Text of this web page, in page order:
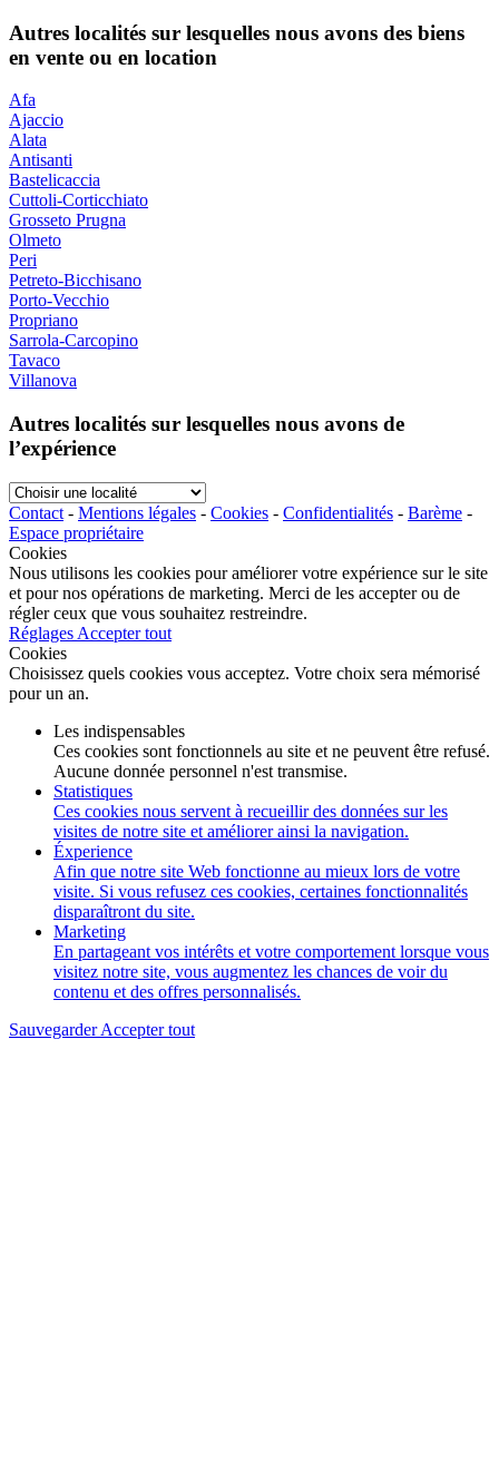
Autres localités sur lesquelles nous avons des biens
en vente ou en location
Afa
Ajaccio
Alata
Antisanti
Bastelicaccia
Cuttoli-Corticchiato
Grosseto Prugna
Olmeto
Peri
Petreto-Bicchisano
Porto-Vecchio
Propriano
Sarrola-Carcopino
Tavaco
Villanova
Autres localités sur lesquelles nous avons de
l’expérience
Choisir
une
localité
Contact - Mentions légales - Cookies - Confidentialités - Barème -
Espace propriétaire
Cookies
Nous utilisons les cookies pour améliorer votre expérience sur le site
et pour nos opérations de marketing. Merci de les accepter ou de
régler ceux que vous souhaitez restreindre.
Réglages Accepter tout
Cookies
Choisissez quels cookies vous acceptez. Votre choix sera mémorisé
pour un an.
Les indispensables
Ces cookies sont fonctionnels au site et ne peuvent être refusé.
Aucune donnée personnel n'est transmise.
Statistiques
Ces cookies nous servent à recueillir des données sur les
visites de notre site et améliorer ainsi la navigation.
Éxperience
Afin que notre site Web fonctionne au mieux lors de votre
visite. Si vous refusez ces cookies, certaines fonctionnalités
disparaîtront du site.
Marketing
En partageant vos intérêts et votre comportement lorsque vous
visitez notre site, vous augmentez les chances de voir du
contenu et des offres personnalisés.
SauvegarderAccepter tout